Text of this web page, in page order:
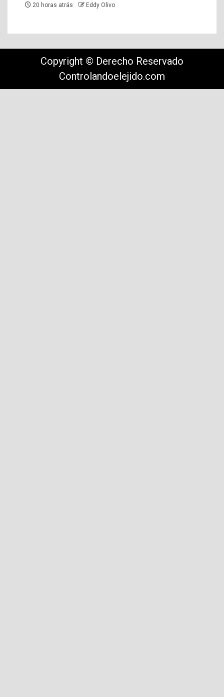
20 horas atrás Eddy Olivo
Copyright © Derecho Reservado
Controlandoelejido.com